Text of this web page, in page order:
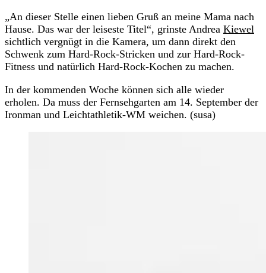
„An dieser Stelle einen lieben Gruß an meine Mama nach
Hause. Das war der leiseste Titel“, grinste Andrea Kiewel
sichtlich vergnügt in die Kamera, um dann direkt den
Schwenk zum Hard-Rock-Stricken und zur Hard-Rock-
Fitness und natürlich Hard-Rock-Kochen zu machen.
In der kommenden Woche können sich alle wieder
erholen. Da muss der Fernsehgarten am 14. September der
Ironman und Leichtathletik-WM weichen. (susa)